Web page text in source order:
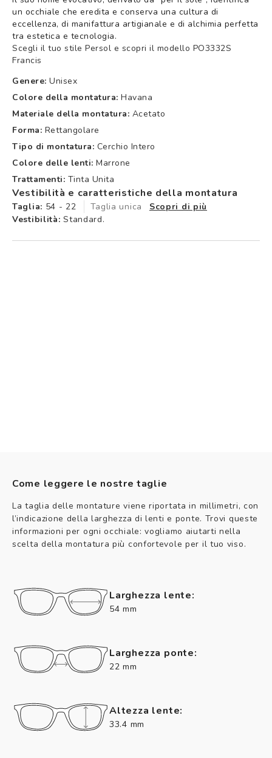
un occhiale che eredita e conserva una cultura di
eccellenza, di manifattura artigianale e di alchimia perfetta
tra estetica e tecnologia.
Scegli il tuo stile Persol e scopri il modello PO3332S
Francis
Genere: Unisex
Colore della montatura: Havana
Materiale della montatura: Acetato
Forma: Rettangolare
Tipo di montatura: Cerchio Intero
Colore delle lenti: Marrone
Trattamenti: Tinta Unita
Vestibilità e caratteristiche della montatura
Taglia: 54 - 22 Taglia unica
Scopri di più
Vestibilità: Standard.
Come leggere le nostre taglie
La taglia delle montature viene riportata in millimetri, con
l’indicazione della larghezza di lenti e ponte. Trovi queste
informazioni per ogni occhiale: vogliamo aiutarti nella
scelta della montatura più confortevole per il tuo viso.
Larghezza lente:
54 mm
Larghezza ponte:
22 mm
Altezza lente:
33.4 mm